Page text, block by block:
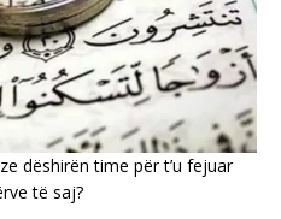
dëshirën time për t’u fejuar
të saj?